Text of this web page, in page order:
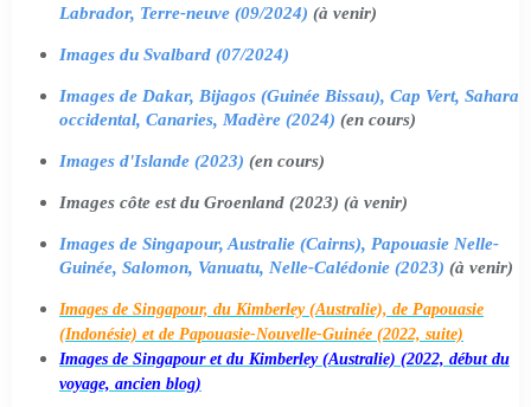
Labrador, Terre-neuve (09/2024) (à venir)
Images du Svalbard (07/2024)
Images de Dakar, Bijagos (Guinée Bissau), Cap Vert, Sahara
occidental, Canaries, Madère (2024) (en cours)
Images d'Islande (2023) (en cours)
Images côte est du Groenland (2023) (à venir)
Images de Singapour, Australie (Cairns), Papouasie Nelle-
Guinée, Salomon, Vanuatu, Nelle-Calédonie (2023) (à venir)
Images de Singapour, du Kimberley (Australie), de Papouasie
(Indonésie) et de Papouasie-Nouvelle-Guinée (2022, suite)
Images de Singapour et du Kimberley (Australie) (2022, début du
voyage, ancien blog)